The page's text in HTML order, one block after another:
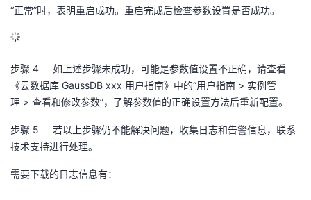
“正常”时，表明重启成功。重启完成后检查参数设置是否成功。
步骤 4
如上述步骤未成功，可能是参数值设置不正确，请查看
《云数据库 GaussDB xxx 用户指南》中的“用户指南 > 实例管
理 > 查看和修改参数”，了解参数值的正确设置方法后重新配置。
步骤 5
若以上步骤仍不能解决问题，收集日志和告警信息，联系
技术支持进行处理。
需要下载的日志信息有：